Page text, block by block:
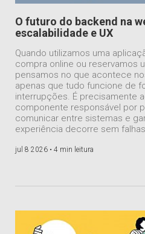
O futuro do backend na
escalabilidade e UX
Quando utilizamos uma
compra online ou reservamos
pensamos no que acontece
apenas que tudo funcione de
interrupções. É precisamente
componente responsável por
comunicar entre sistemas e
experiência decorre sem
jul 8 2026 • 4 min leitura